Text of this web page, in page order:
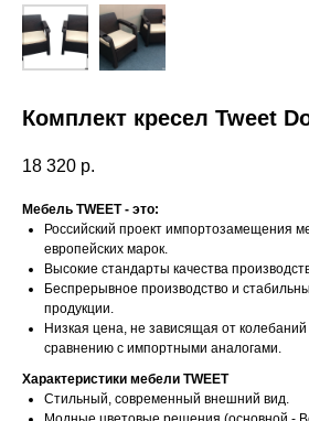
Комплект кресел Tweet
18 320 р.
Мебель TWEET - это:
Российский проект импортозамещения
европейских марок.
Высокие стандарты качества
Беспрерывное производство и
продукции.
Низкая цена, не зависящая от
сравнению с импортными аналогами.
Характеристики мебели TWEET
Стильный, современный внешний вид.